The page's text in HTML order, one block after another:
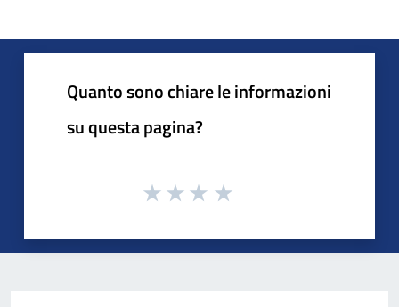
Quanto sono chiare le informazioni
su questa pagina?